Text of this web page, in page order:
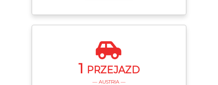
1 PRZEJAZD
— AUSTRIA —